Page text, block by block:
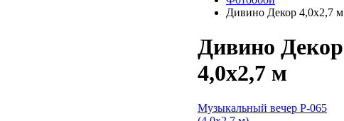
Дивино Декор 4,0х2,7 м
Дивино Декор
4,0х2,7 м
Музыкальный вечер P-065